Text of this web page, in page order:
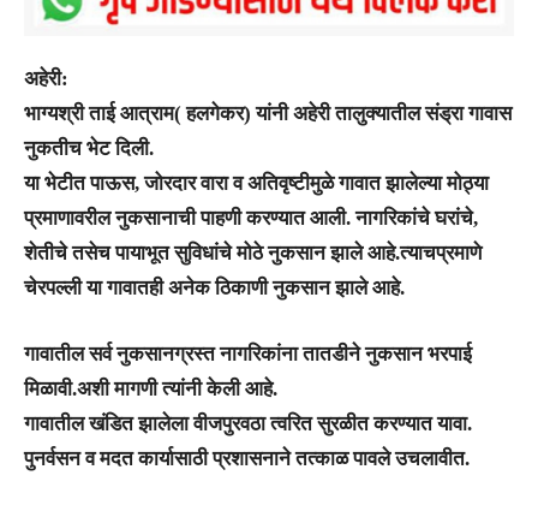
अहेरी:
भाग्यश्री ताई आत्राम( हलगेकर) यांनी अहेरी तालुक्यातील संड्रा गावास
नुकतीच भेट दिली.
या भेटीत पाऊस, जोरदार वारा व अतिवृष्टीमुळे गावात झालेल्या मोठ्या
प्रमाणावरील नुकसानाची पाहणी करण्यात आली. नागरिकांचे घरांचे,
शेतीचे तसेच पायाभूत सुविधांचे मोठे नुकसान झाले आहे.त्याचप्रमाणे
चेरपल्ली या गावातही अनेक ठिकाणी नुकसान झाले आहे.
गावातील सर्व नुकसानग्रस्त नागरिकांना तातडीने नुकसान भरपाई
मिळावी.अशी मागणी त्यांनी केली आहे.
गावातील खंडित झालेला वीजपुरवठा त्वरित सुरळीत करण्यात यावा.
पुनर्वसन व मदत कार्यासाठी प्रशासनाने तत्काळ पावले उचलावीत.